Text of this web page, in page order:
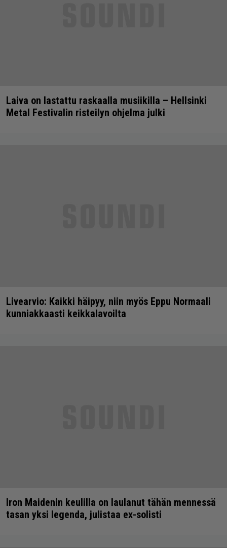
Laiva on lastattu raskaalla musiikilla – Hellsinki
Metal Festivalin risteilyn ohjelma julki
Livearvio: Kaikki häipyy, niin myös Eppu Normaali
kunniakkaasti keikkalavoilta
Iron Maidenin keulilla on laulanut tähän mennessä
tasan yksi legenda, julistaa ex-solisti